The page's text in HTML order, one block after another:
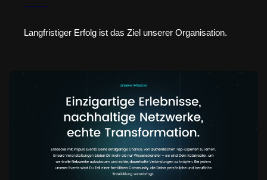
Langfristiger Erfolg ist das Ziel unserer Organisation.